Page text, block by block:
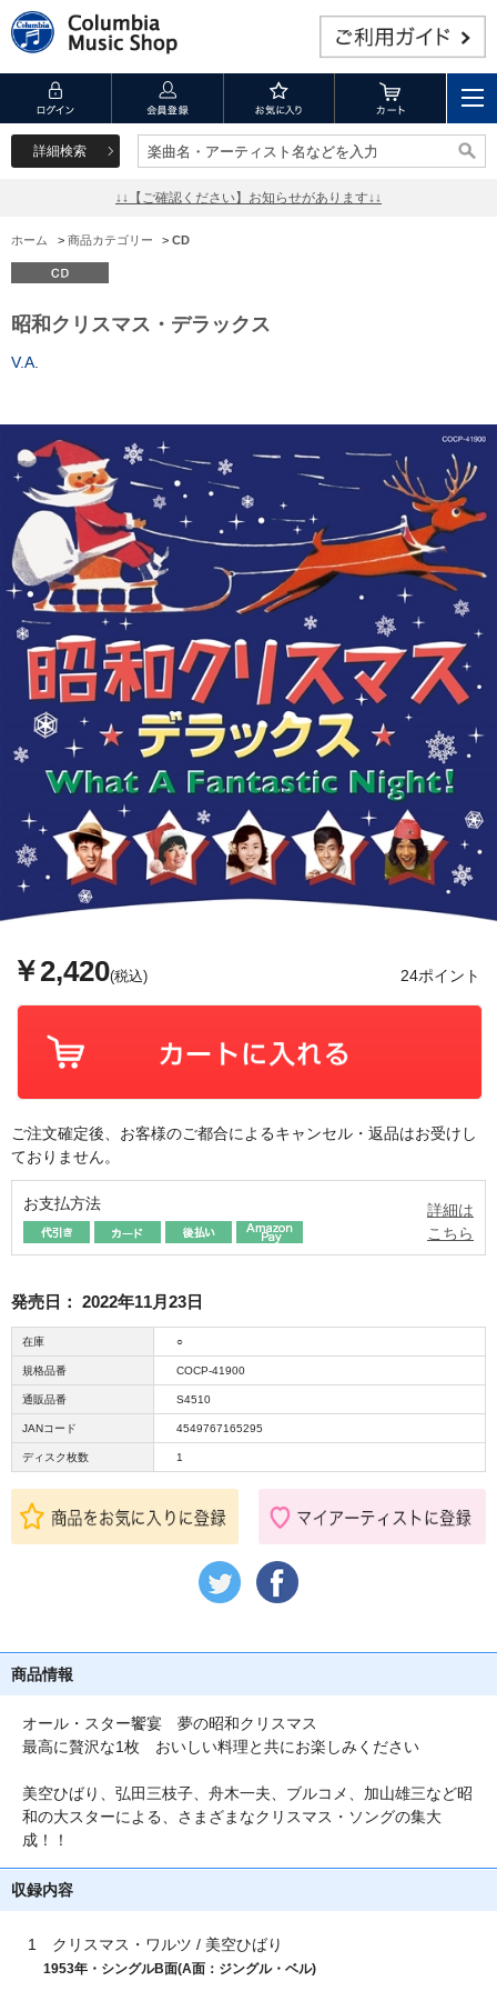
詳細検索 楽曲名・アーティスト名などを入力
楽曲名・アーティスト名などを入力
↓↓【ご確認ください】お知らせがあります↓↓
ホーム > 商品カテゴリー > CD
昭和クリスマス・デラックス
V.A.
￥2,420(税込) 24ポイント
ご注文確定後、お客様のご都合によるキャンセル・返品はお受けし
ておりません。
お支払方法
詳細は
こちら
発売日： 2022年11月23日
在庫 ○
規格品番 COCP-41900
通販品番 S4510
JANコード 4549767165295
ディスク枚数 1
商品情報
オール・スター饗宴 夢の昭和クリスマス
最高に贅沢な1枚 おいしい料理と共にお楽しみください
美空ひばり、弘田三枝子、舟木一夫、ブルコメ、加山雄三など昭
和の大スターによる、さまざまなクリスマス・ソングの集大
成！！
収録内容
1 クリスマス・ワルツ / 美空ひばり
1953年・シングルB面(A面：ジングル・ベル)